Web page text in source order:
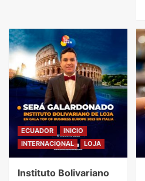
ECUADOR
INICIO
INTERNACIONAL
LOJA
Instituto Bolivariano